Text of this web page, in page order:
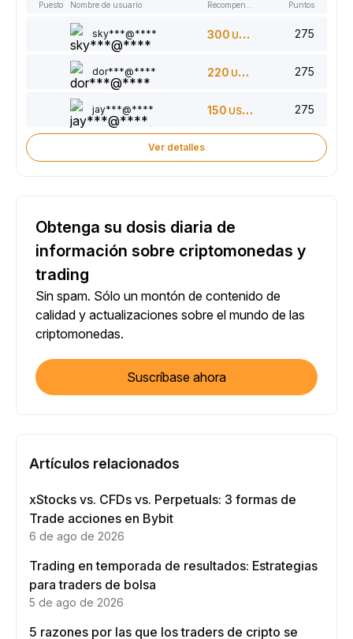
Puesto Nombre de usuario Puntos
sky***@**** 300 USDT 275
dor***@**** 220 USDT 275
jay***@**** 150 USDT 275
Ver detalles
Obtenga su dosis diaria de
información sobre criptomonedas y
trading
Sin spam. Sólo un montón de contenido de
calidad y actualizaciones sobre el mundo de las
criptomonedas.
Suscríbase ahora
Artículos relacionados
xStocks vs. CFDs vs. Perpetuals: 3 formas de
Trade acciones en Bybit
6 de ago de 2026
Trading en temporada de resultados: Estrategias
para traders de bolsa
5 de ago de 2026
5 razones por las que los traders de cripto se